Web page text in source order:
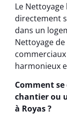
Le
directement
dans un
Nettoyage
harmonieux
Comment
chantier ou
à Royas ?